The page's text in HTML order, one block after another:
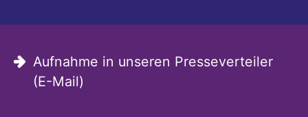
Aufnahme in unseren Presseverteiler
(E-Mail)